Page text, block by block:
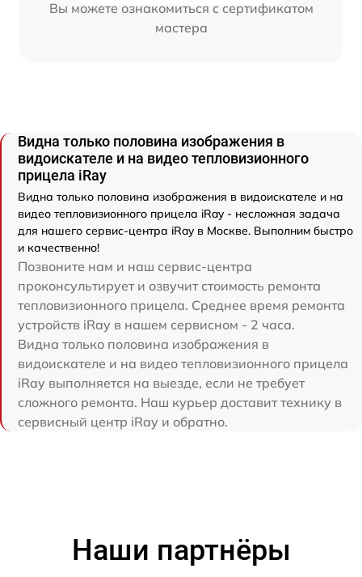
Вы можете ознакомиться с сертификатом
мастера
Видна только половина изображения в
видоискателе и на видео тепловизионного
прицела iRay
Видна только половина изображения в видоискателе и на
видео тепловизионного прицела iRay - несложная задача
для нашего сервис-центра iRay в Москве. Выполним быстро
и качественно!
Позвоните нам и наш сервис-центра
проконсультирует и озвучит стоимость ремонта
тепловизионного прицела. Среднее время ремонта
устройств iRay в нашем сервисном - 2 часа.
Видна только половина изображения в
видоискателе и на видео тепловизионного прицела
iRay выполняется на выезде, если не требует
сложного ремонта. Наш курьер доставит технику в
сервисный центр iRay и обратно.
Наши партнёры